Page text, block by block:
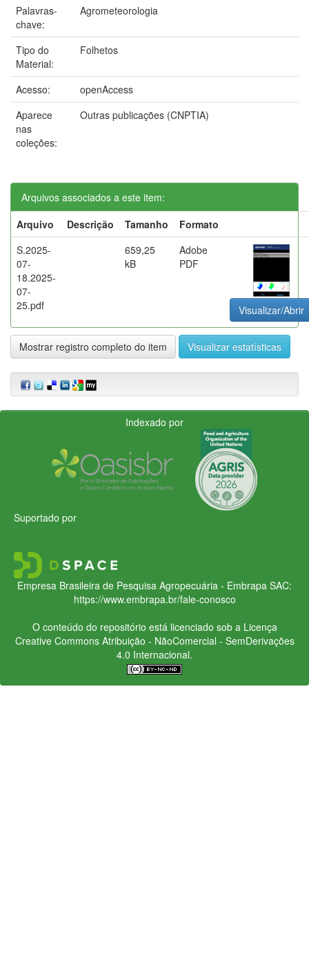
Palavras-
chave:
Agrometeorologia
Tipo do
Material:
Folhetos
Acesso:
openAccess
Aparece
nas
coleções:
Outras publicações (CNPTIA)
Arquivos associados a este item:
Arquivo
Descrição Tamanho
Formato
S.2025-
07-
18.2025-
07-
25.pdf
659,25
kB
Adobe
PDF
Visualizar/Abrir
Mostrar registro completo do item Visualizar estatísticas
Indexado por
Suportado por
Empresa Brasileira de Pesquisa Agropecuária - Embrapa SAC:
https://www.embrapa.br/fale-conosco
O conteúdo do repositório está licenciado sob a Licença
Creative CommonsAtribuição - NãoComercial - SemDerivações
4.0 Internacional.